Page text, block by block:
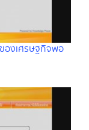
องเศรษฐกิจพอ